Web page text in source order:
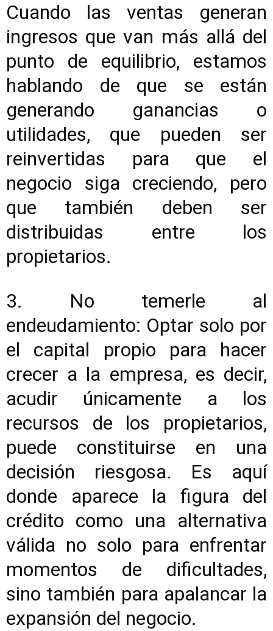
Cuando las ventas generan
ingresos que van más allá del
punto de equilibrio, estamos
hablando de que se están
generando ganancias o
utilidades, que pueden ser
reinvertidas para que el
negocio siga creciendo, pero
que también deben ser
distribuidas entre los
propietarios.
3. No temerle al
endeudamiento: Optar solo por
el capital propio para hacer
crecer a la empresa, es decir,
acudir únicamente a los
recursos de los propietarios,
puede constituirse en una
decisión riesgosa. Es aquí
donde aparece la figura del
crédito como una alternativa
válida no solo para enfrentar
momentos de dificultades,
sino también para apalancar la
expansión del negocio.